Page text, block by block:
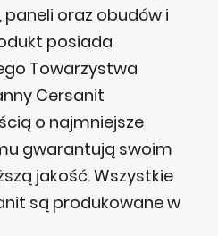
oraz obudów i
posiada
Towarzystwa
Cersanit
o najmniejsze
gwarantują swoim
jakość. Wszystkie
są produkowane w